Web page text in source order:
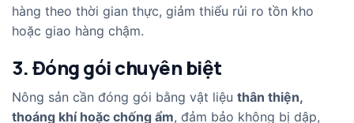
hàng theo thời gian thực, giảm thiểu rủi ro tồn kho
hoặc giao hàng chậm.
3. Đóng gói chuyên biệt
Nông sản cần đóng gói bằng vật liệu thân thiện,
thoáng khí hoặc chống ẩm, đảm bảo không bị dập,